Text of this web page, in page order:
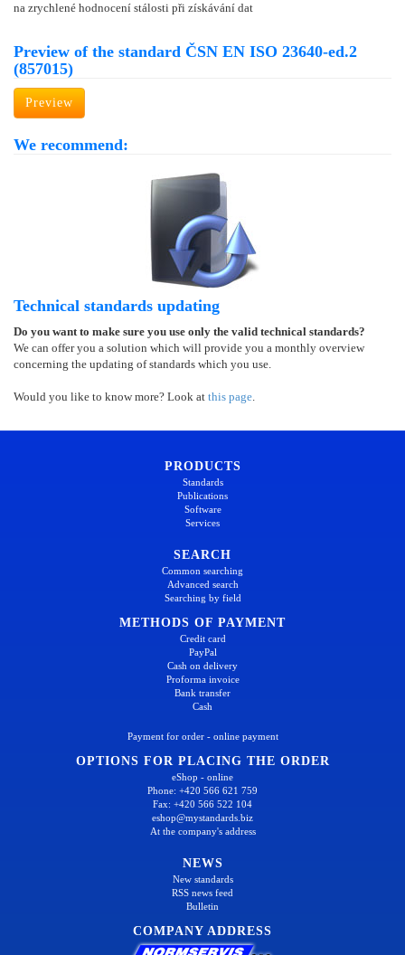
na zrychlené hodnocení stálosti při získávání dat
Preview of the standard ČSN EN ISO 23640-ed.2
(857015)
Preview
We recommend:
Technical standards updating
Do you want to make sure you use only the valid technical standards?
We can offer you a solution which will provide you a monthly overview
concerning the updating of standards which you use.
Would you like to know more? Look at this page.
PRODUCTS
Standards
Publications
Software
Services
SEARCH
Common searching
Advanced search
Searching by field
METHODS OF PAYMENT
Credit card
PayPal
Cash on delivery
Proforma invoice
Bank transfer
Cash
Payment for order - online payment
OPTIONS FOR PLACING THE ORDER
eShop - online
Phone: +420 566 621 759
Fax: +420 566 522 104
eshop@mystandards.biz
At the company's address
NEWS
New standards
RSS news feed
Bulletin
COMPANY ADDRESS